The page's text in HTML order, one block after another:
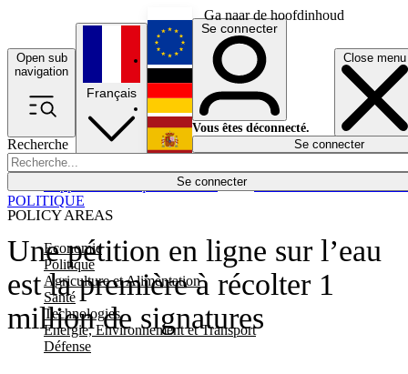
Ga naar de hoofdinhoud
Open sub
navigation
Close menu
Recherche
Se connecter
POLICY AREAS
Economie
Politique
Agriculture et Alimentation
Santé
Technologies
Energie, Environnement et Transport
Défense
Économie
Français
English
Deutsch
Español
Se connecter
Vous êtes déconnecté.
Se connecter
Une pétition en ligne sur l’eau
est la première à récolter 1
million de signatures
POLITIQUE